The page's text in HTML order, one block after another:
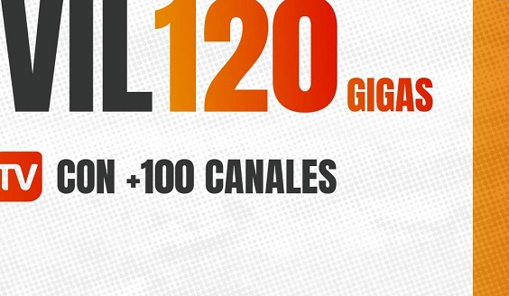
ANTERIOR
Catral vuelve a vibrar en su Chupinazo más
esperado